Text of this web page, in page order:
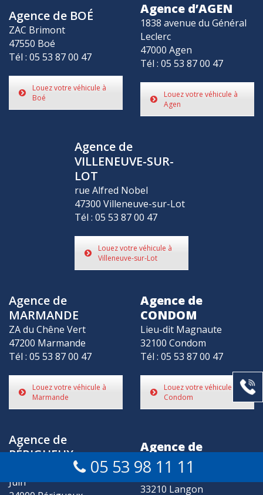
05 53 98 11 11
Agence de BOÉ
ZAC Brimont
47550 Boé
Tél : 05 53 87 00 47
Louez votre véhicule à
Boé
Agence d’AGEN
1838 avenue du Général
Leclerc
47000 Agen
Tél : 05 53 87 00 47
Louez votre véhicule à
Agen
Agence de
VILLENEUVE-SUR-
LOT
rue Alfred Nobel
47300 Villeneuve-sur-Lot
Tél : 05 53 87 00 47
Louez votre véhicule à
Villeneuve-sur-Lot
Agence de
MARMANDE
ZA du Chêne Vert
47200 Marmande
Tél : 05 53 87 00 47
Louez votre véhicule à
Marmande
Agence de
CONDOM
Lieu-dit Magnaute
32100 Condom
Tél : 05 53 87 00 47
Louez votre véhicule à
Condom
Agence de
PÉRIGUEUX
163 avenue du Maréchal
Juin
Agence de
LANGON
18 Lieu-Dit Baillan
33210 Langon